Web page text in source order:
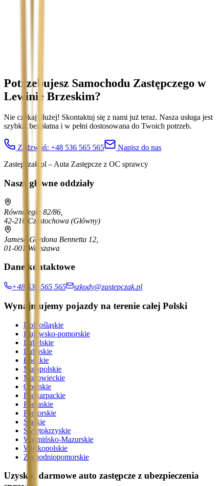
Potrzebujesz Samochodu Zastępczego w
Lewinie Brzeskim?
Nie czekaj dłużej! Skontaktuj się z nami już teraz. Nasza usługa jest
szybka, bezpłatna i w pełni dostosowana do Twoich potrzeb.
Zadzwoń: +48 536 565 565
Napisz do nas
Zastepczak.pl – Auta Zastępcze z OC sprawcy
Nasze główne oddziały
Równoległa 82/86,
42-216 Częstochowa (Główny)
Jamesa Gordona Bennetta 12,
01-001 Warszawa
Dane kontaktowe
+48 536 565 565 szkody@zastepczak.pl
Wynajmujemy pojazdy na terenie całej Polski
Dolnośląskie
Kujawsko-pomorskie
Lubelskie
Lubuskie
Łódzkie
Małopolskie
Mazowieckie
Opolskie
Podkarpackie
Podlaskie
Pomorskie
Śląskie
Świętokrzyskie
Warmińsko-Mazurskie
Wielkopolskie
Zachodniopomorskie
Uzyskaj darmowe auto zastępcze z ubezpieczenia